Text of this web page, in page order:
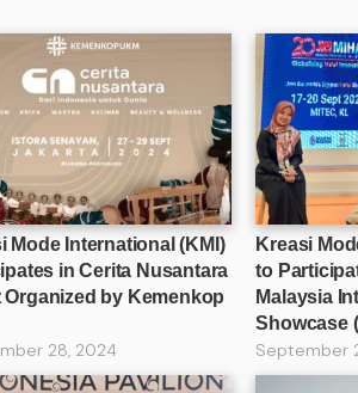
Mode International (KMI)
in Cerita Nusantara
Organized by Kemenkop
28, 2024
Kreasi
to
Malaysia
Showcase
September